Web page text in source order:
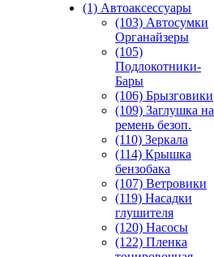
(1) Автоаксессуары
(103) Автосумки
Органайзеры
(105)
Подлокотники-
Бары
(106) Брызговики
(109) Заглушка на
ремень безоп.
(110) Зеркала
(114) Крышка
бензобака
(107) Ветровики
(119) Насадки
глушителя
(120) Насосы
(122) Пленка